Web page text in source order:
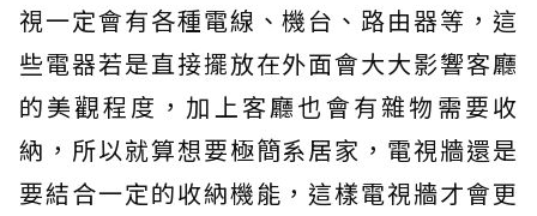
視一定會有各種電線、機台、路由器等，這
些電器若是直接擺放在外面會大大影響客廳
的美觀程度，加上客廳也會有雜物需要收
納，所以就算想要極簡系居家，電視牆還是
要結合一定的收納機能，這樣電視牆才會更